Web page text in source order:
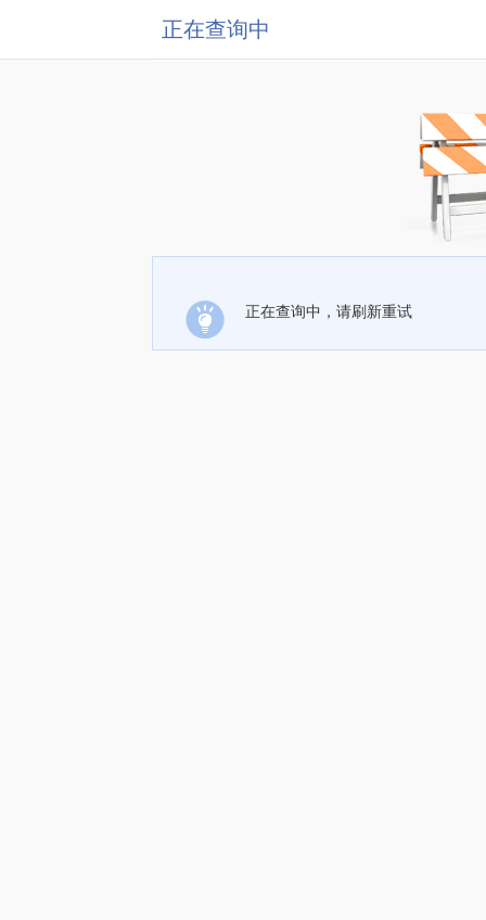
正在查询中
正在查询中，请刷新重试